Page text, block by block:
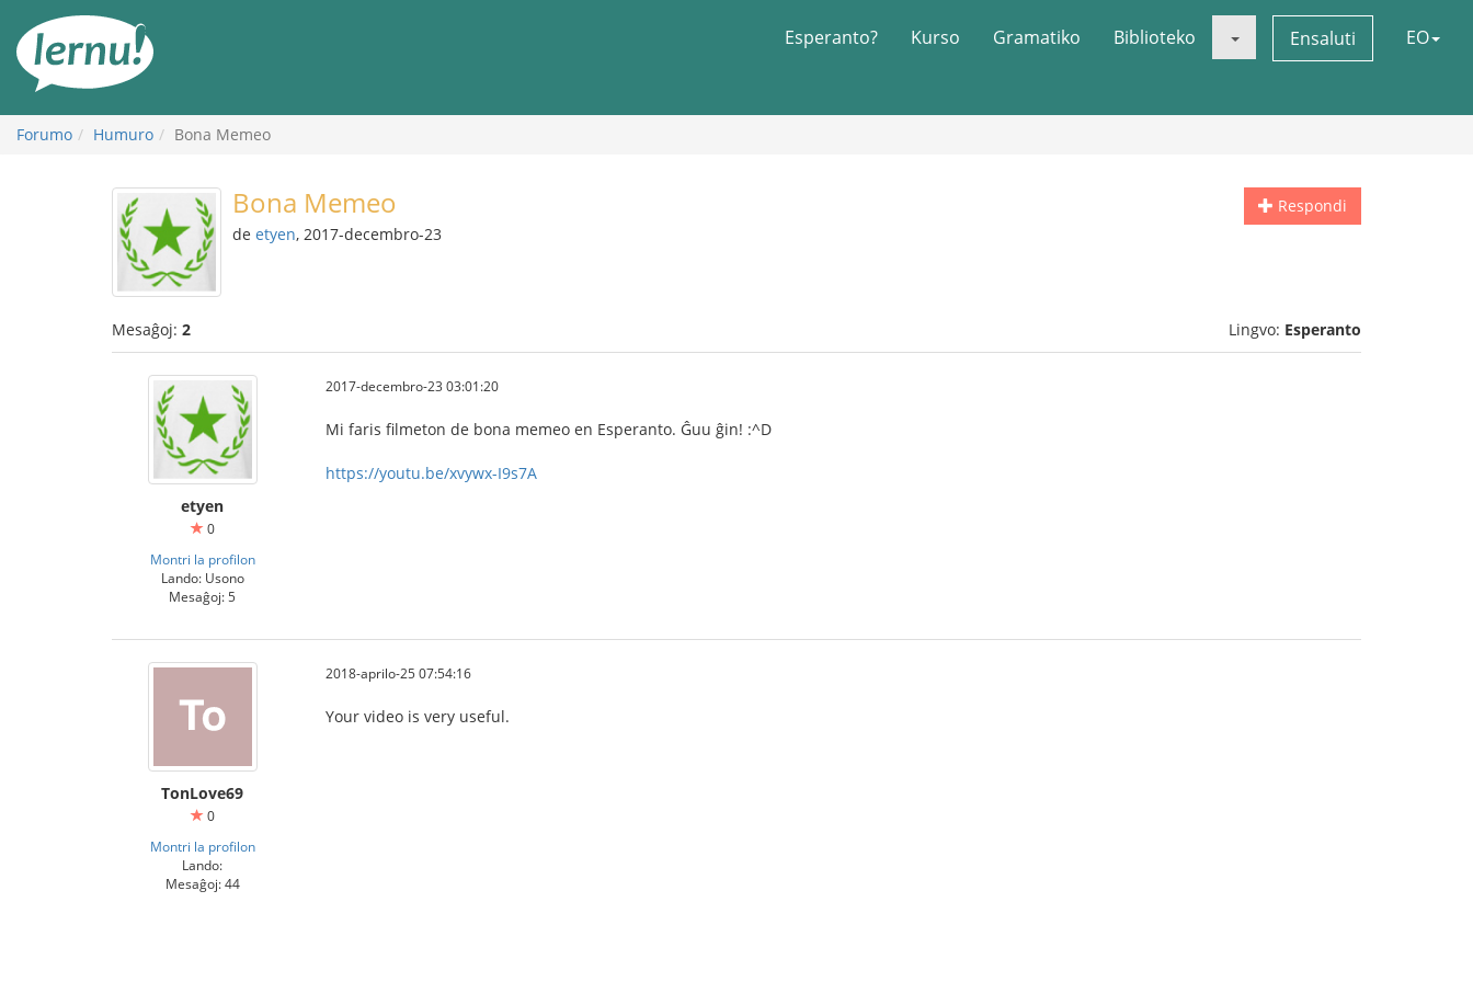
enhavo
Esperanto? Kurso Gramatiko Biblioteko Ensaluti EO
Forumo Humuro Bona Memeo
Respondi
Bona Memeo
de etyen, 2017-decembro-23
Mesaĝoj: 2 Lingvo: Esperanto
etyen
0
Montri la profilon
Lando: Usono
Mesaĝoj: 5
2017-decembro-23 03:01:20
Mi faris filmeton de bona memeo en Esperanto. Ĝuu ĝin! :^D
https://youtu.be/xvywx-I9s7A
TonLove69
0
Montri la profilon
Lando:
Mesaĝoj: 44
2018-aprilo-25 07:54:16
Your video is very useful.